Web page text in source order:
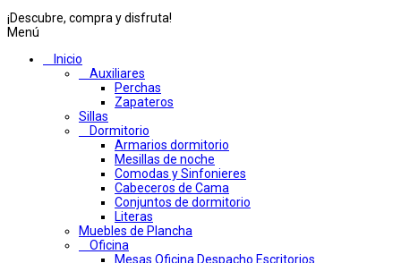
¡Descubre, compra y disfruta!
Menú
Inicio
Auxiliares
Perchas
Zapateros
Sillas
Dormitorio
Armarios dormitorio
Mesillas de noche
Comodas y Sinfonieres
Cabeceros de Cama
Conjuntos de dormitorio
Literas
Muebles de Plancha
Oficina
Mesas Oficina Despacho Escritorios